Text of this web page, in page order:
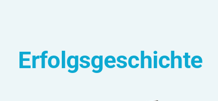
Erfolgsgeschichte